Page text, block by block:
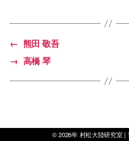
← 熊田 敬吾
→ 高橋 琴
© 2026年 村松大陸研究室 |